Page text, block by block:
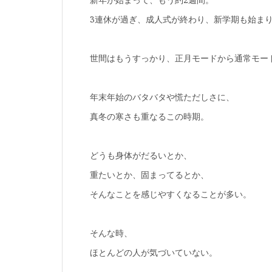
3連休が過ぎ、成人式が終わり、新学期も始まり
世間はもうすっかり、正月モードから通常モー
年末年始のバタバタや慌ただしさに、
真冬の寒さも重なるこの時期。
どうも身体がだるいとか、
重たいとか、固まってるとか、
そんなことを感じやすくなることが多い。
そんな時、
ほとんどの人が気づいていない。